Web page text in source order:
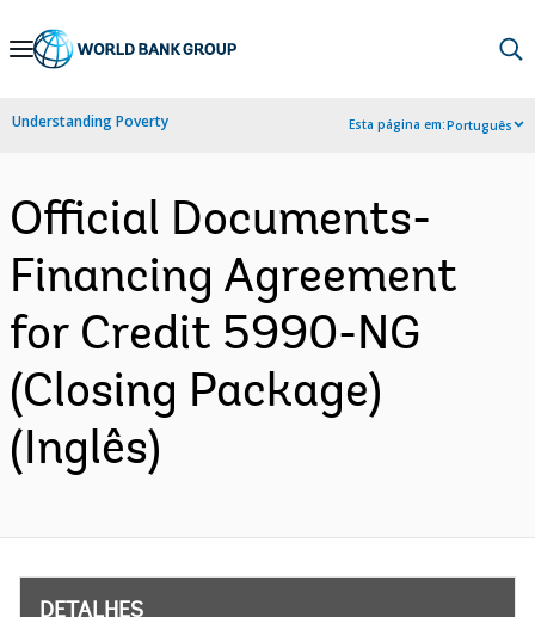
Skip
Navigation
Understanding Poverty Esta página em:Português
Official Documents-
Financing Agreement
for Credit 5990-NG
(Closing Package)
(Inglês)
DETALHES